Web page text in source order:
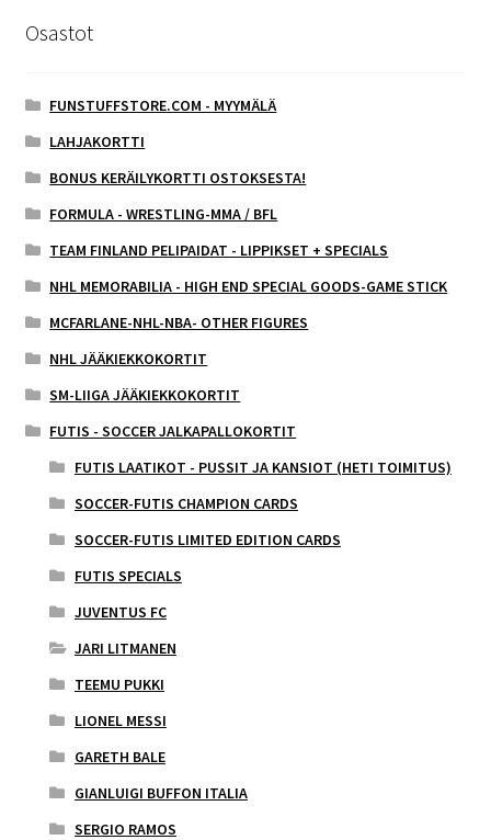
Osastot
FUNSTUFFSTORE.COM - MYYMÄLÄ
LAHJAKORTTI
BONUS KERÄILYKORTTI OSTOKSESTA!
FORMULA - WRESTLING-MMA / BFL
TEAM FINLAND PELIPAIDAT - LIPPIKSET + SPECIALS
NHL MEMORABILIA - HIGH END SPECIAL GOODS-GAME STICK
MCFARLANE-NHL-NBA- OTHER FIGURES
NHL JÄÄKIEKKOKORTIT
SM-LIIGA JÄÄKIEKKOKORTIT
FUTIS - SOCCER JALKAPALLOKORTIT
FUTIS LAATIKOT - PUSSIT JA KANSIOT (HETI TOIMITUS)
SOCCER-FUTIS CHAMPION CARDS
SOCCER-FUTIS LIMITED EDITION CARDS
FUTIS SPECIALS
JUVENTUS FC
JARI LITMANEN
TEEMU PUKKI
LIONEL MESSI
GARETH BALE
GIANLUIGI BUFFON ITALIA
SERGIO RAMOS